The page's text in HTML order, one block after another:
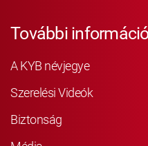
További
A KYB névjegye
Szerelési Videók
Biztonság